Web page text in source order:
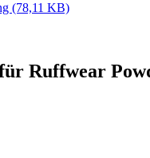
(78,11 KB)
Ruffwear